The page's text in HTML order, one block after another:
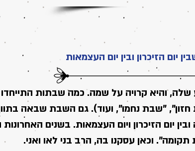
הזיכרון ובין יום העצמאות
והיא קרויה על שמה. כמה שבתות
"שבת נחמו", ועוד). גם השבת שבאה
יום הזיכרון ויום העצמאות. בשנים האחרונות
וכאן עסקנו בה, הרב בני לאו ואני.